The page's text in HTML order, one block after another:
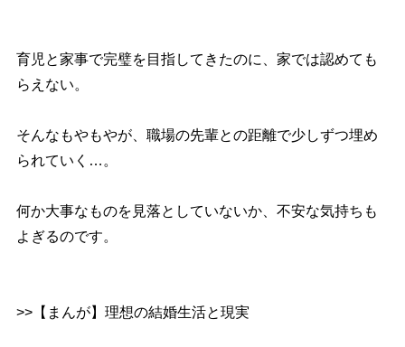
育児と家事で完璧を目指してきたのに、家では認めても
らえない。
そんなもやもやが、職場の先輩との距離で少しずつ埋め
られていく…。
何か大事なものを見落としていないか、不安な気持ちも
よぎるのです。
>>【まんが】理想の結婚生活と現実